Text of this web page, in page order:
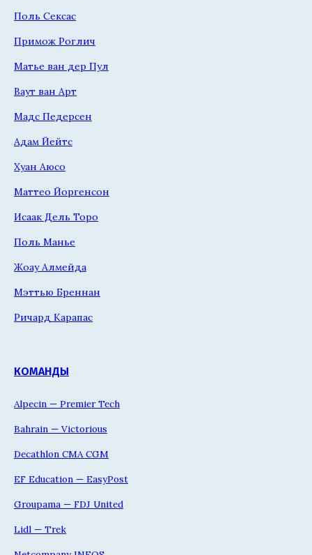
Поль Сексас
Примож Роглич
Матье ван дер Пул
Ваут ван Арт
Мадс Педерсен
Адам Йейтс
Хуан Аюсо
Маттео Йоргенсон
Исаак Дель Торо
Поль Манье
Жоау Алмейда
Мэттью Бреннан
Ричард Карапас
КОМАНДЫ
Alpecin — Premier Tech
Bahrain — Victorious
Decathlon CMA CGM
EF Education — EasyPost
Groupama — FDJ United
Lidl — Trek